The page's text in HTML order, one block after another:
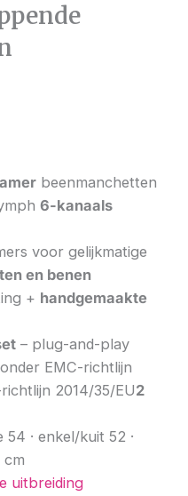
beenmanchetten
6-kanaals
voor gelijkmatige
en benen
+ handgemaakte
– plug-and-play
EMC-richtlijn
2014/35/EU2
54 · enkel/kuit 52 ·
cm
uitbreiding